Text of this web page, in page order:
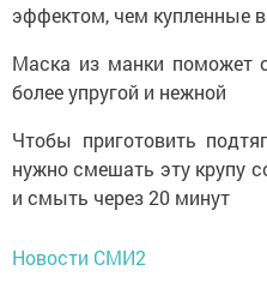
эффектом, чем купленные
Маска из манки поможет
более упругой и нежной
Чтобы приготовить
нужно смешать эту крупу
и смыть через 20 минут
Новости СМИ2